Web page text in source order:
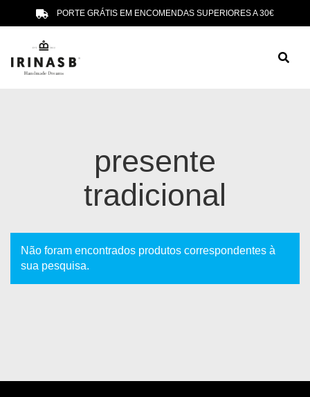
PORTE GRÁTIS EM ENCOMENDAS SUPERIORES A 30€
presente
tradicional
Não foram encontrados produtos correspondentes à
sua pesquisa.